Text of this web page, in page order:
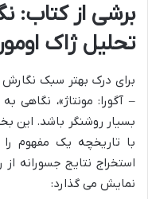
برشی از کتاب:
تحلیل ژاک
برای درک بهتر سبک
– آگورا: مونتاژ»،
بسیار روشنگر باشد. این
با تاریخچه یک مفهوم را
استخراج نتایج جسورانه
نمایش می گذارد: